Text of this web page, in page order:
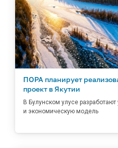
ПОРА планирует
проект в Якутии
В Булунском улусе
и экономическую модель